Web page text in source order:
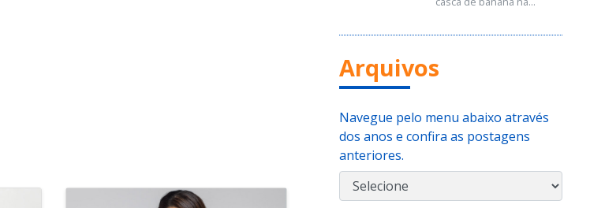
Arquivos
Navegue pelo menu abaixo através
dos anos e confira as postagens
anteriores.